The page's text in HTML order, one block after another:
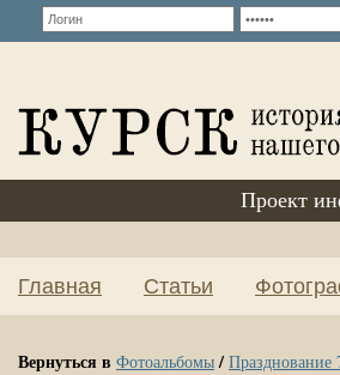
Проект
Главная Статьи
Вернуться в Фотоальбомы/ Празднование